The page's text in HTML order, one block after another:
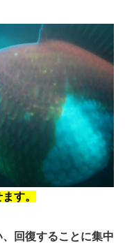
す。
回復することに集中